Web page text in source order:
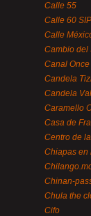
Calle 55
Calle 60
Calle
Cambio del
Canal Once
Candela
Candela
Caramello
Casa de
Centro de
Chiapas en
Chinan-
Chula the
Cifo